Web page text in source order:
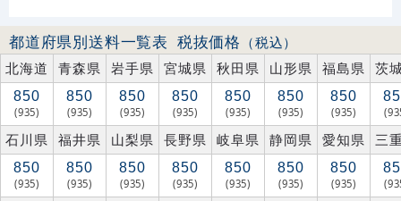
都道府県別送料一覧表 税抜価格 （税込）
北海道
青森県 岩手県 宮城県 秋田県 山形県 福島県 茨
850
(935)
850
(935)
850
(935)
850
(935)
850
(935)
850
(935)
850
(935)
石川県 福井県 山梨県 長野県 岐阜県 静岡県 愛知県 三
850
(935)
850
(935)
850
(935)
850
(935)
850
(935)
850
(935)
850
(935)